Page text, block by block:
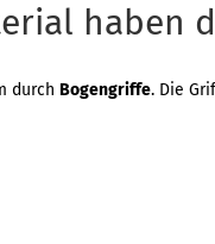
haben
durch Bogengriffe. Die